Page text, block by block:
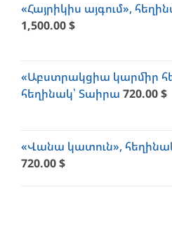
«Հայրիկիս այգում»,
1,500.00$
«Աբստրակցիա կարմիր
հեղինակ՝ Տաիրա 720.00$
«Վանա կատուն»,
720.00$